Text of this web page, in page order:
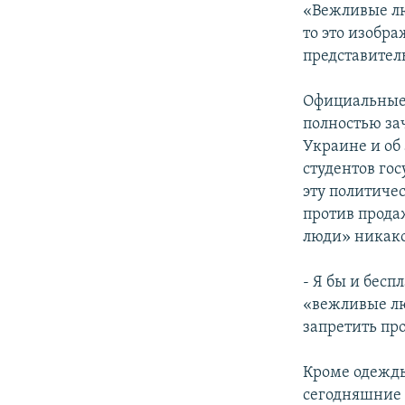
«Вежливые
то это
полностью
Украине и
студентов
эту
против
люди»
- Я бы и
«вежливые
запретить
Кроме
сегодняшние